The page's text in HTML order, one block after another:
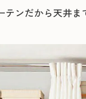
ンだから天井ま